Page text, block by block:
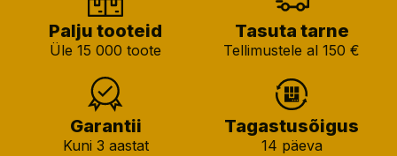
Palju tooteid
Üle 15 000 toote
Tasuta tarne
Tellimustele al 150 €
Garantii
Kuni 3 aastat
Tagastusõigus
14 päeva